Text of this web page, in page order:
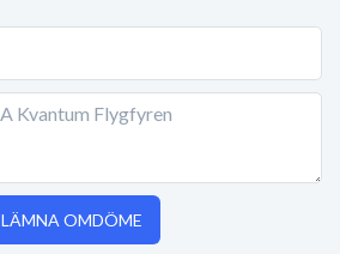
LÄMNA OMDÖME